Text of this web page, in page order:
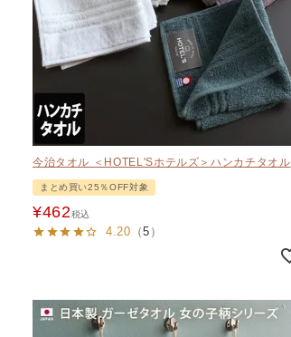
今治タオル ＜HOTEL'Sホテルズ＞ハンカチタオル
まとめ買い25％OFF対象
¥462税込
4.20 （5 ）